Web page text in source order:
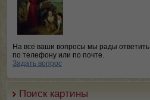
На все ваши вопросы мы рады ответить
по телефону или по почте.
Задать вопрос
Поиск картины